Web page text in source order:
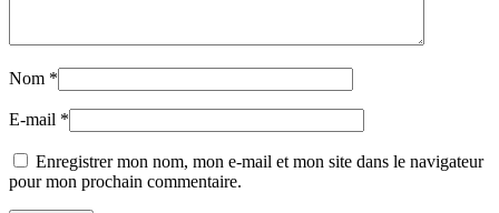
Nom *
E-mail *
Enregistrer mon nom, mon e-mail et mon site dans le navigateur
pour mon prochain commentaire.